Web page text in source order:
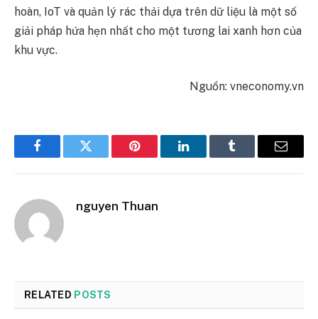
hoàn, IoT và quản lý rác thải dựa trên dữ liệu là một số
giải pháp hứa hẹn nhất cho một tương lai xanh hơn của
khu vực.
Nguồn: vneconomy.vn
FacebookTwitter Pinterest LinkedInTumblr Email
nguyen Thuan
RELATED POSTS